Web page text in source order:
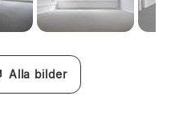
Alla bilder